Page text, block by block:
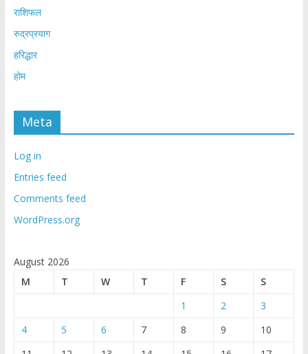
राशिफल
रुद्रप्रयाग
हरिद्धार
होम
Meta
Log in
Entries feed
Comments feed
WordPress.org
August 2026
M
T W T F S
S
1
2
3
4
5 6 7 8 9
10